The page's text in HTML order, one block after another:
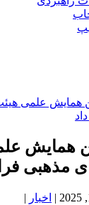
همایش
مذهبی
| اخبار |